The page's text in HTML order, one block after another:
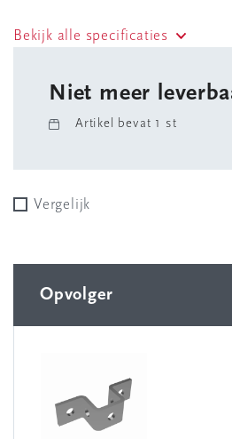
Bekijk alle specificaties
Niet meer
Artikel bevat 1 st
Vergelijk
Opvolger